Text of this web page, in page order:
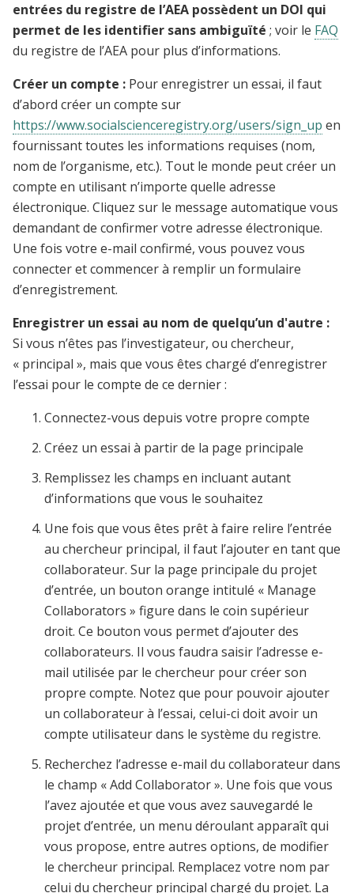
entrées du registre de l’AEA possèdent un DOI qui
permet de les identifier sans ambiguïté ; voir le FAQ
du registre de l’AEA pour plus d’informations.
Créer un compte : Pour enregistrer un essai, il faut
d’abord créer un compte sur
https://www.socialscienceregistry.org/users/sign_up en
fournissant toutes les informations requises (nom,
nom de l’organisme, etc.). Tout le monde peut créer un
compte en utilisant n’importe quelle adresse
électronique. Cliquez sur le message automatique vous
demandant de confirmer votre adresse électronique.
Une fois votre e-mail confirmé, vous pouvez vous
connecter et commencer à remplir un formulaire
d’enregistrement.
Enregistrer un essai au nom de quelqu’un d'autre :
Si vous n’êtes pas l’investigateur, ou chercheur,
« principal », mais que vous êtes chargé d’enregistrer
l’essai pour le compte de ce dernier :
Connectez-vous depuis votre propre compte
Créez un essai à partir de la page principale
Remplissez les champs en incluant autant
d’informations que vous le souhaitez
Une fois que vous êtes prêt à faire relire l’entrée
au chercheur principal, il faut l’ajouter en tant que
collaborateur. Sur la page principale du projet
d’entrée, un bouton orange intitulé « Manage
Collaborators » figure dans le coin supérieur
droit. Ce bouton vous permet d’ajouter des
collaborateurs. Il vous faudra saisir l’adresse e-
mail utilisée par le chercheur pour créer son
propre compte. Notez que pour pouvoir ajouter
un collaborateur à l’essai, celui-ci doit avoir un
compte utilisateur dans le système du registre.
Recherchez l’adresse e-mail du collaborateur dans
le champ « Add Collaborator ». Une fois que vous
l’avez ajoutée et que vous avez sauvegardé le
projet d’entrée, un menu déroulant apparaît qui
vous propose, entre autres options, de modifier
le chercheur principal. Remplacez votre nom par
celui du chercheur principal chargé du projet. La